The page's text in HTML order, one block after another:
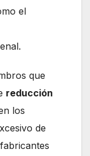
el
que
reducción
los
de